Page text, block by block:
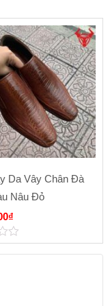
Da Vây Chân Đà
Nâu Đỏ
₫